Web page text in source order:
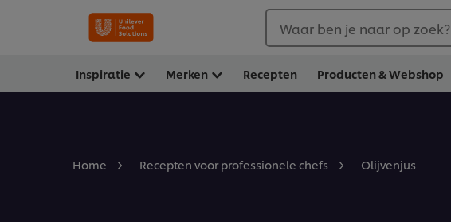
Waar ben je naar op zoek?
Inspiratie Merken Recepten Producten & Webshop
Home Recepten voor professionele chefs Olijvenjus